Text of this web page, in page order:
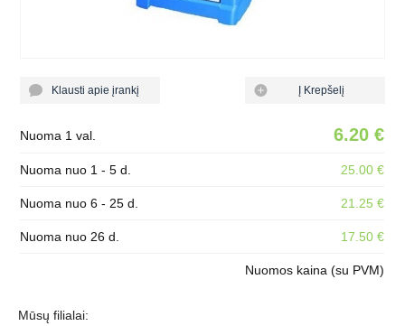
Klausti apie įrankį Į Krepšelį
Nuoma 1 val. 6.20 €
Nuoma nuo 1 - 5 d. 25.00 €
Nuoma nuo 6 - 25 d. 21.25 €
Nuoma nuo 26 d. 17.50 €
Nuomos kaina (su PVM)
Mūsų filialai: